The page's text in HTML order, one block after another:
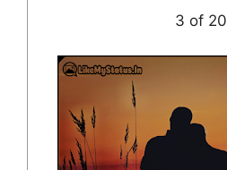
3 of 20